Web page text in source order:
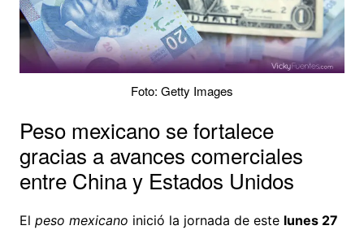
Foto: Getty Images
Peso mexicano se fortalece
gracias a avances comerciales
entre China y Estados Unidos
El peso mexicano inició la jornada de este lunes 27